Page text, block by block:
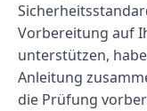
Vorbereitung auf
unterstützen,
Anleitung
die Prüfung